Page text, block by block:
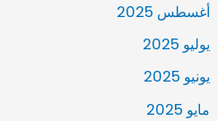
أغسطس 2025
يوليو 2025
يونيو 2025
مايو 2025